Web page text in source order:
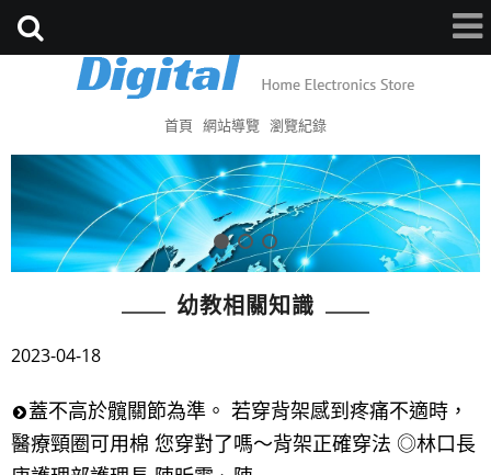
首頁 網站導覽 瀏覽紀錄
幼教相關知識
2023-04-18
蓋不高於髖關節為準。 若穿背架感到疼痛不適時，
醫療頸圈可用棉 您穿對了嗎～背架正確穿法 ◎林口長